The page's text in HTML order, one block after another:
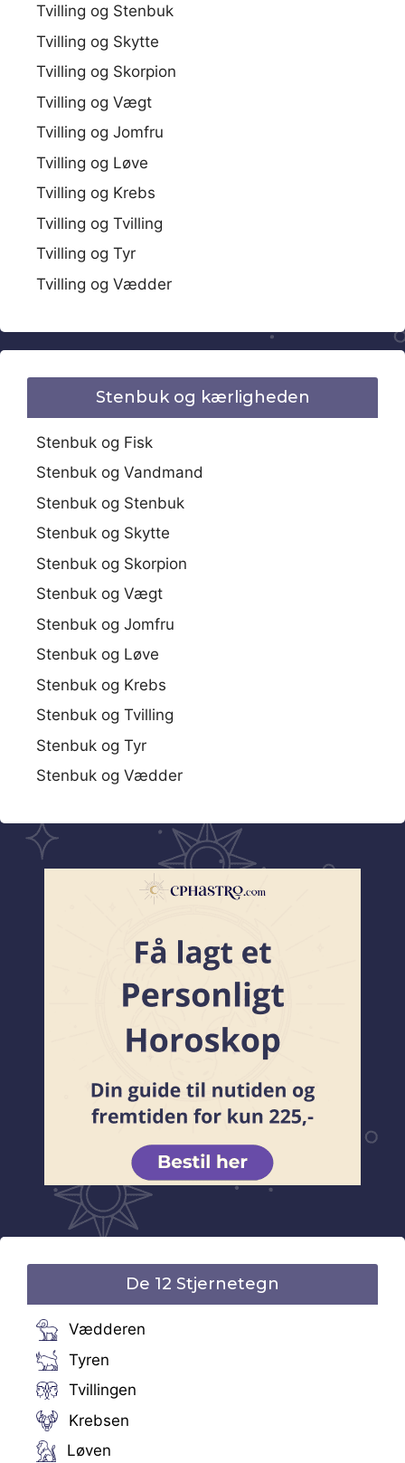
Tvilling og Stenbuk
Tvilling og Skytte
Tvilling og Skorpion
Tvilling og Vægt
Tvilling og Jomfru
Tvilling og Løve
Tvilling og Krebs
Tvilling og Tvilling
Tvilling og Tyr
Tvilling og Vædder
Stenbuk og kærligheden
Stenbuk og Fisk
Stenbuk og Vandmand
Stenbuk og Stenbuk
Stenbuk og Skytte
Stenbuk og Skorpion
Stenbuk og Vægt
Stenbuk og Jomfru
Stenbuk og Løve
Stenbuk og Krebs
Stenbuk og Tvilling
Stenbuk og Tyr
Stenbuk og Vædder
De 12 Stjernetegn
Vædderen
Tyren
Tvillingen
Krebsen
Løven